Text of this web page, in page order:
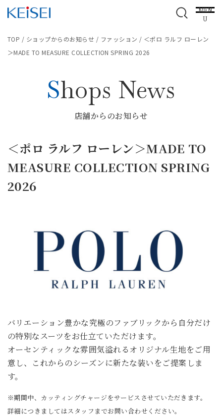
MEN
U
TOP / ショップからのお知らせ / ファッション / ＜ポロ ラルフ ローレン
＞MADE TO MEASURE COLLECTION SPRING 2026
Shops News
店舗からのお知らせ
＜ポロ ラルフ ローレン＞MADE TO
MEASURE COLLECTION SPRING
2026
バリエーション豊かな究極のファブリックから自分だけ
の特別なスーツをお仕立ていただけます。
オーセンティックな雰囲気溢れるオリジナル生地をご用
意し、これからのシーズンに新たな装いをご提案しま
す。
※期間中、カッティングチャージをサービスさせていただきます。
詳細につきましてはスタッフまでお問い合わせください。